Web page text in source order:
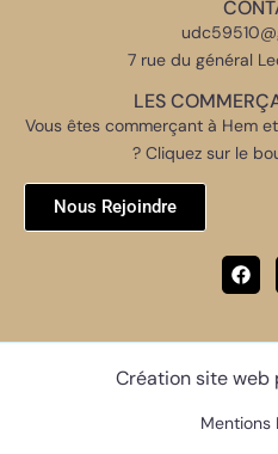
7 rue du général
LES
Vous êtes commerçant à Hem
? Cliquez sur le
Nous Rejoindre
Création site web
Mentions